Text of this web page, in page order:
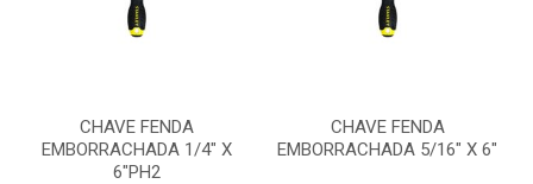
CHAVE FENDA
EMBORRACHADA 1/4" X
6"PH2
CHAVE FENDA
EMBORRACHADA 5/16" X 6"